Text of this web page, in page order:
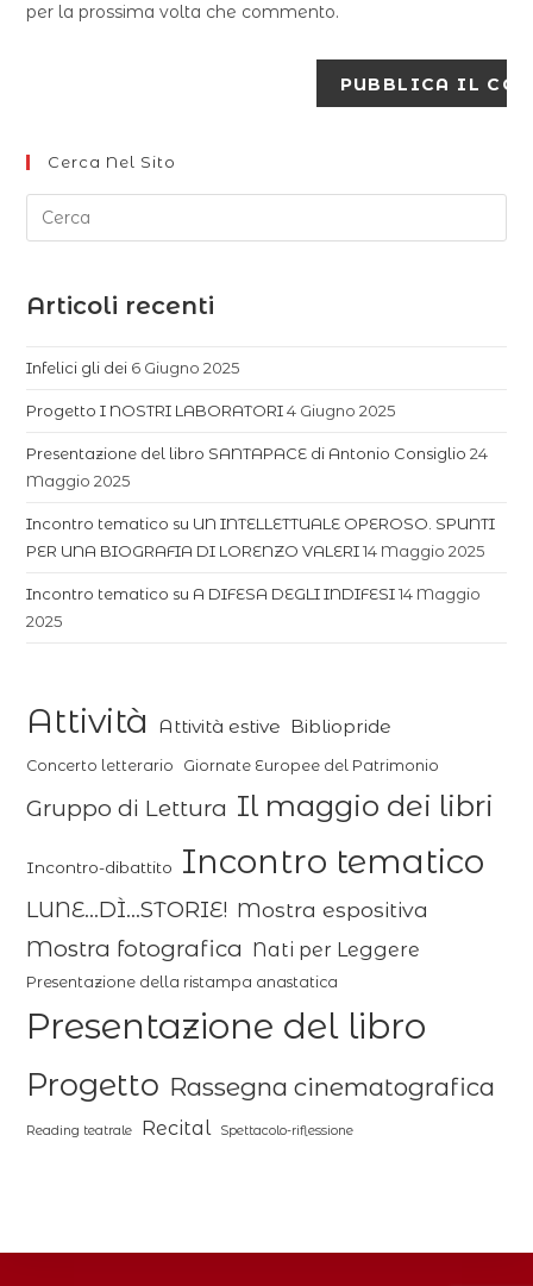
per la prossima volta che commento.
Cerca Nel Sito
Articoli recenti
Infelici gli dei 6 Giugno 2025
Progetto I NOSTRI LABORATORI 4 Giugno 2025
Presentazione del libro SANTAPACE di Antonio Consiglio 24
Maggio 2025
Incontro tematico su UN INTELLETTUALE OPEROSO. SPUNTI
PER UNA BIOGRAFIA DI LORENZO VALERI 14 Maggio 2025
Incontro tematico su A DIFESA DEGLI INDIFESI 14 Maggio
2025
Attività Attività estive Bibliopride
Concerto letterario Giornate Europee del Patrimonio
Gruppo di Lettura Il maggio dei libri
Incontro-dibattito Incontro tematico
LUNE...DÌ...STORIE! Mostra espositiva
Mostra fotografica Nati per Leggere
Presentazione della ristampa anastatica
Presentazione del libro
Progetto Rassegna cinematografica
Reading teatrale Recital Spettacolo-riflessione